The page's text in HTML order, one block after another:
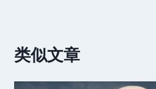
类似文章